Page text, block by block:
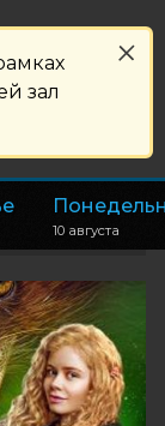
зал
10 августа